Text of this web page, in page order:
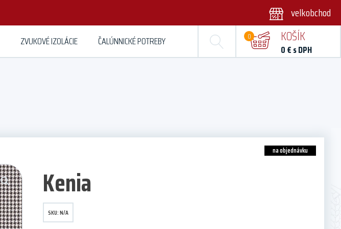
velkobchod
ZVUKOVÉ IZOLÁCIE ČALÚNNICKÉ POTREBY 0 KOŠÍK
0€ s DPH
Kenia
SKU:N/A
na objednávku